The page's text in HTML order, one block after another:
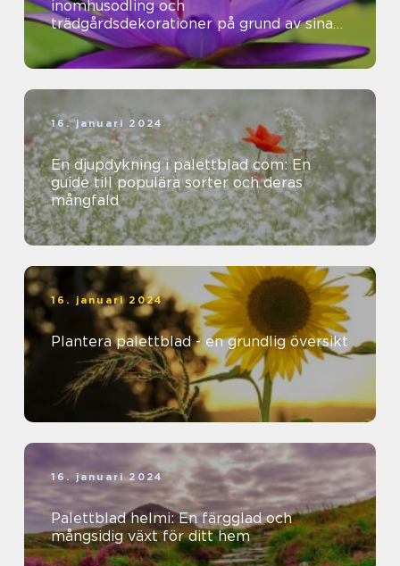
inomhusodling och
trädgårdsdekorationer på grund av sina
vackra färger och mönster
16. januari 2024
En djupdykning i palettblad com: En
guide till populära sorter och deras
mångfald
16. januari 2024
Plantera palettblad - en grundlig översikt
16. januari 2024
Palettblad helmi: En färgglad och
mångsidig växt för ditt hem